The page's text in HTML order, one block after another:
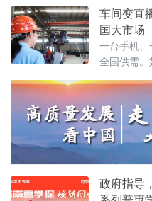
位。近年来
设目标，
持续拓展国
构筑首都“
引擎，国
晰、分量愈
车间变直
国大市场
一台手机、
全国供需。
尚。从智
改装配件
工业企业
式，以直播
上云端、
政府指导